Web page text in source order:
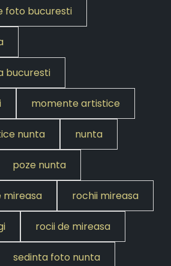
foto bucuresti
bucuresti
momente artistice
nunta nunta
poze nunta
mireasa rochii mireasa
rocii de mireasa
sedinta foto nunta